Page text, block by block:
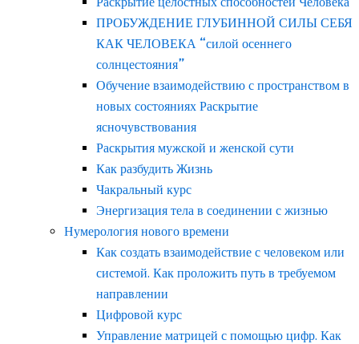
ПРОБУЖДЕНИЕ ГЛУБИННОЙ СИЛЫ СЕБЯ
КАК ЧЕЛОВЕКА “силой осеннего
солнцестояния”
Обучение взаимодействию с пространством в
новых состояниях Раскрытие
ясночувствования
Раскрытия мужской и женской сути
Как разбудить Жизнь
Чакральный курс
Энергизация тела в соединении с жизнью
Нумерология нового времени
Как создать взаимодействие с человеком или
системой. Как проложить путь в требуемом
направлении
Цифровой курс
Управление матрицей с помощью цифр. Как